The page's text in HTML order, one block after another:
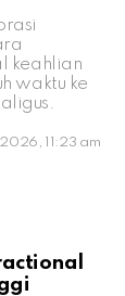
keahlian
waktu ke
2026, 11:23 am